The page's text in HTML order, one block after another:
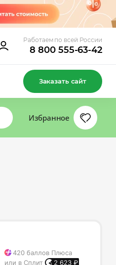
Работаем по всей России
8 800 555-63-42
Заказать сайт
Избранное
420 баллов Плюса
или в Сплит
2 623 ₽